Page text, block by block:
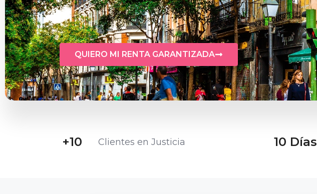
QUIERO MI RENTA GARANTIZADA
+10 Clientes en Justicia 10 Días